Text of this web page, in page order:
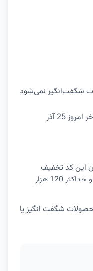
شگفت‌انگیز نمی‌شود
25 آذر
600 هزار تومان این کد تخفیف
دیجیکالا را اعمال کنید تا بین 60 و حداکثر 120 هزار
شگفت انگیز یا